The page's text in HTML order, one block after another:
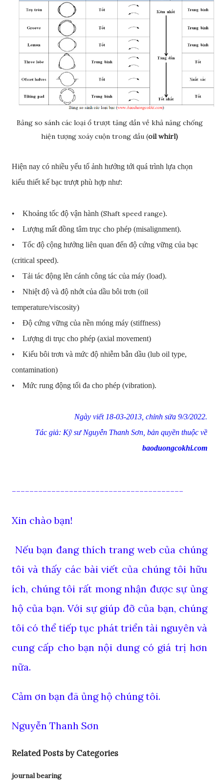
Bảng so sánh các loại ổ trượt tăng dần về khả năng chống
hiện tượng xoáy cuộn trong dầu (oil whirl)
Hiện nay có nhiều yếu tố ảnh hưởng tới quá trình lựa chọn
kiểu thiết kế bạc trượt phù hợp như:
• Khoảng tốc độ vận hành (Shaft speed range).
• Lượng mất đồng tâm trục cho phép (misalignment).
• Tốc độ cộng hưởng liên quan đến độ cứng vững của bạc
(critical speed).
• Tải tác động lên cánh công tác của máy (load).
• Nhiệt độ và độ nhớt của dầu bôi trơn (oil
temperature/viscosity)
• Độ cứng vững của nền móng máy (stiffness)
• Lượng di trục cho phép (axial movement)
• Kiểu bôi trơn và mức độ nhiễm bẫn dầu (lub oil type,
contamination)
• Mức rung động tối đa cho phép (vibration).
Ngày viết 18-03-2013, chỉnh sửa 9/3/2022.
Tác giả: Kỹ sư Nguyễn Thanh Sơn, bản quyền thuộc về
baoduongcokhi.com
---------------------------------------
Xin chào bạn!
Nếu bạn đang thích trang web của chúng
tôi và thấy các bài viết của chúng tôi hữu
ích, chúng tôi rất mong nhận được sự ủng
hộ của bạn. Với sự giúp đỡ của bạn, chúng
tôi có thể tiếp tục phát triển tài nguyên và
cung cấp cho bạn nội dung có giá trị hơn
nữa.
Cảm ơn bạn đã ủng hộ chúng tôi.
Nguyễn Thanh Sơn
Related Posts by Categories
journal bearing